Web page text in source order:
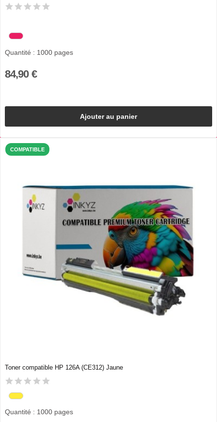
Quantité : 1000 pages
84,90 €
Ajouter au panier
COMPATIBLE
Toner compatible HP 126A (CE312) Jaune
Quantité : 1000 pages